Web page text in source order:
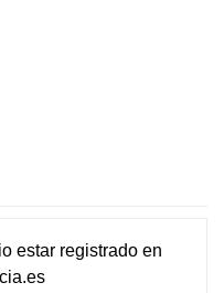
estar registradoen